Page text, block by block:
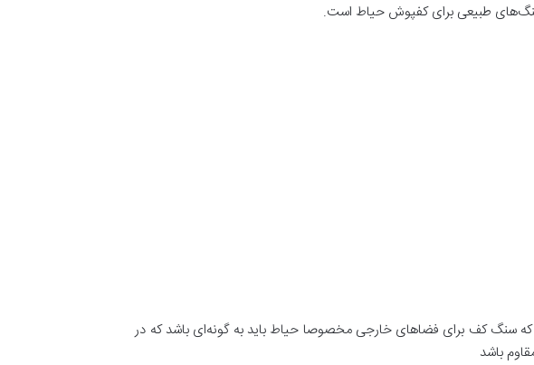
سنگ‌های طبیعی برای کفپوش حیاط است.
که سنگ کف برای فضاهای خارجی مخصوصا حیاط باید به گونه‌ای باشد که در
باشد